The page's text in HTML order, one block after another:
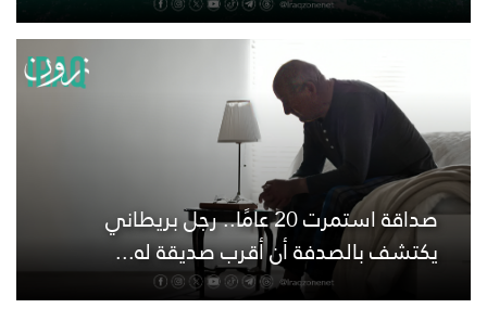
صداقة استمرت 20 عامًا.. رجل بريطاني
يكتشف بالصدفة أن أقرب صديقة له...